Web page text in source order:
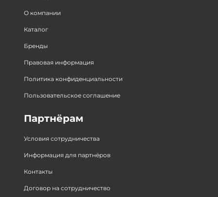
О компании
Каталог
Бренды
Правовая информация
Политика конфиденциальности
Пользовательское соглашение
Партнёрам
Условия сотрудничества
Информация для партнёров
Контакты
Договор на сотрудничество